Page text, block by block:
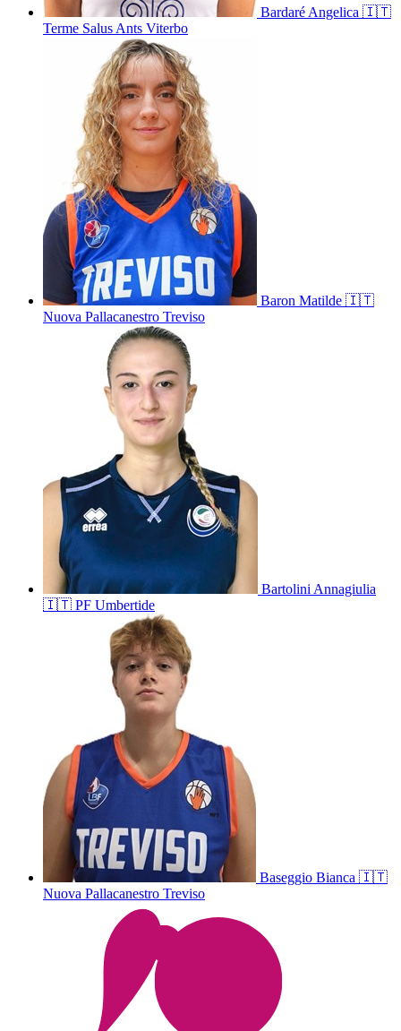
Bardaré Angelica 🇮🇹
Terme Salus Ants Viterbo
Baron Matilde 🇮🇹
Nuova Pallacanestro Treviso
Bartolini Annagiulia
🇮🇹 PF Umbertide
Baseggio Bianca 🇮🇹
Nuova Pallacanestro Treviso